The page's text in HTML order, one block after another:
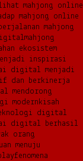
mahjong online
mahjong online
mahjong
mahjong
ekosistem
inspirasi
digital menjadi
dan berkinerja
mendorong
modern kisah
digital
digital berhasil
orang
menuju
fenomena